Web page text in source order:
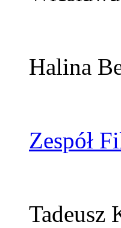
Halina
Zespół
Tadeusz